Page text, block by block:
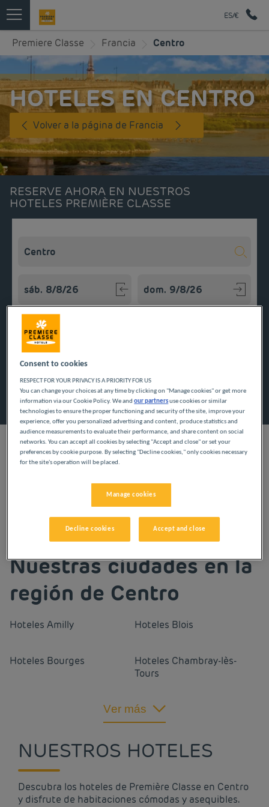
ES/€
Premiere Classe Francia Centro
HOTELES EN CENTRO
Volver a la página de Francia
RESERVE AHORA EN NUESTROS
HOTELES PREMIÈRE CLASSE
Navigate forward to interact with the calendar and select
Navigate backward to interact
Encontrar un hotel
Añadir un código especial
nuestros hoteles económicos en Centro garantizan que podrá
disfrutar de su estancia con comodidad. Entre los servicios,
encontrará desayuno a petición, aparcamiento, ducha privada y
aseo en su habitación y wifi gratis. Encuentre nuestros hoteles
en la región de Centro.
Nuestras ciudades en la
región de Centro
Hoteles Amilly Hoteles Blois
Hoteles Bourges Hoteles Chambray-lès-
Tours
HotelesLa Chapelle-
Saint-Mesmin
Ver más
NUESTROS HOTELES
Descubra los hoteles de Première Classe en Centro
y disfrute de habitaciones cómodas y asequibles.
Consent to cookies
RESPECT FOR YOUR PRIVACY IS A PRIORITY FOR US
You can change your choices at any time by clicking on "Manage cookies" or get more
information via our Cookie Policy. We andour partnersuse cookies or similar
technologies to ensure the proper functioning and security of the site, improve your
experience, offer you personalized advertising and content, produce statistics and
audience measurements to evaluate their performance, and share content on social
networks. You can accept all cookies by selecting "Accept and close" or set your
preferences by cookie purpose. By selecting "Decline cookies," only cookies necessary
for the site's operation will be placed.
Manage cookies
Decline cookies Accept and close